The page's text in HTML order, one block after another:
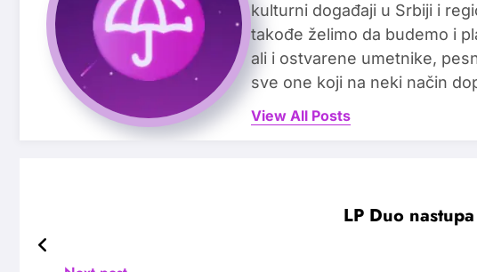
kulturni događaji u Srbiji i
takođe želimo da budemo i
ali i ostvarene umetnike,
sve one koji na neki način
View All Posts
LP Duo